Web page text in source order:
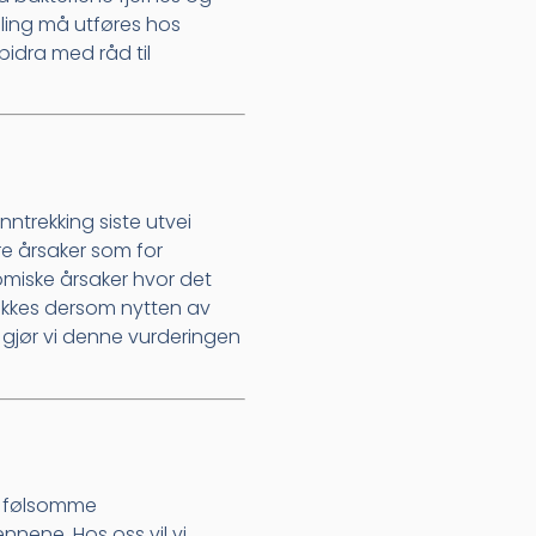
må utføres hos
med råd til
siste utvei
årsaker som for
årsaker hvor det
dersom nytten av
vi denne vurderingen